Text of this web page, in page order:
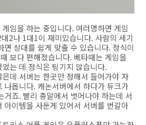
임을 하는 중입니다. 여러명하면 게임
2나 1대1이 재미있습니다. 사람의 세기
면 상대를 쉽게 맞출 수 있습니다. 정식이
보다 편해졌습니다. 베타때는 게임을
는 데 정식은 팅기지 않습니다.
데 서버는 한곳만 정해서 들어가야 자
나옵니다. 캐논서버에서 하다가 듀크가
거죠. 빨리 총알에서 벗어나야 하는데 서
아이템을 사둔게 있어서 서버를 번갈아